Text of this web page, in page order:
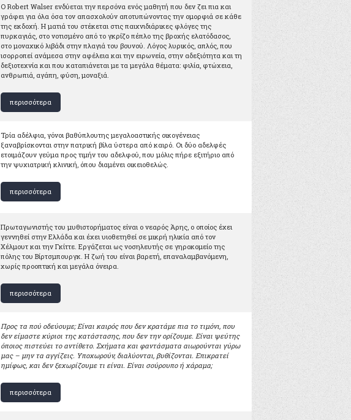
Ο Robert Walser ενδύεται την περσόνα ενός μαθητή που δεν ζει πια και
γράφει για όλα όσα τον απασχολούν αποτυπώνοντας την ομορφιά σε κάθε
της εκδοχή. Η ματιά του στέκεται στις παιχνιδιάρικες φλόγες της
πυρκαγιάς, στο νοτισμένο από το γκρίζο πέπλο της βροχής ελατόδασος,
στο μοναχικό λιβάδι στην πλαγιά του βουνού. Λόγος λυρικός, απλός, που
ισορροπεί ανάμεσα στην αφέλεια και την ειρωνεία, στην αδεξιότητα και τη
δεξιοτεχνία και που καταπιάνεται με τα μεγάλα θέματα: φιλία, φτώχεια,
ανθρωπιά, αγάπη, φύση, μοναξιά.
περισσότερα
Τρία αδέλφια, γόνοι βαθύπλουτης μεγαλοαστικής οικογένειας
ξαναβρίσκονται στην πατρική βίλα ύστερα από καιρό. Οι δύο αδελφές
ετοιμάζουν γεύμα προς τιμήν του αδελφού, που μόλις πήρε εξιτήριο από
την ψυχιατρική κλινική, όπου διαμένει οικειοθελώς.
περισσότερα
Πρωταγωνιστής του μυθιστορήματος είναι ο νεαρός Άρης, ο οποίος έχει
γεννηθεί στην Ελλάδα και έχει υιοθετηθεί σε μικρή ηλικία από τον
Χέλμουτ και την Γκίττε. Εργάζεται ως νοσηλευτής σε γηροκομείο της
πόλης του Βίρτσμπουργκ. Η ζωή του είναι βαρετή, επαναλαμβανόμενη,
χωρίς προοπτική και μεγάλα όνειρα.
περισσότερα
Προς τα πού οδεύουμε; Είναι καιρός που δεν κρατάμε πια το τιμόνι, που
δεν είμαστε κύριοι της κατάστασης, που δεν την ορίζουμε. Είναι ψεύτης
όποιος πιστεύει το αντίθετο. Σχήματα και φαντάσματα αιωρούνται γύρω
μας – μην τα αγγίζεις. Υποχωρούν, διαλύονται, βυθίζονται. Επικρατεί
ημίφως, και δεν ξεχωρίζουμε τι είναι. Είναι σούρουπο ή χάραμα;
περισσότερα